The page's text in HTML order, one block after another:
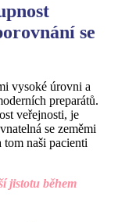
se
vysoké úrovni a
preparátů.
veřejnosti, je
se zeměmi
naši pacienti
jistotu během